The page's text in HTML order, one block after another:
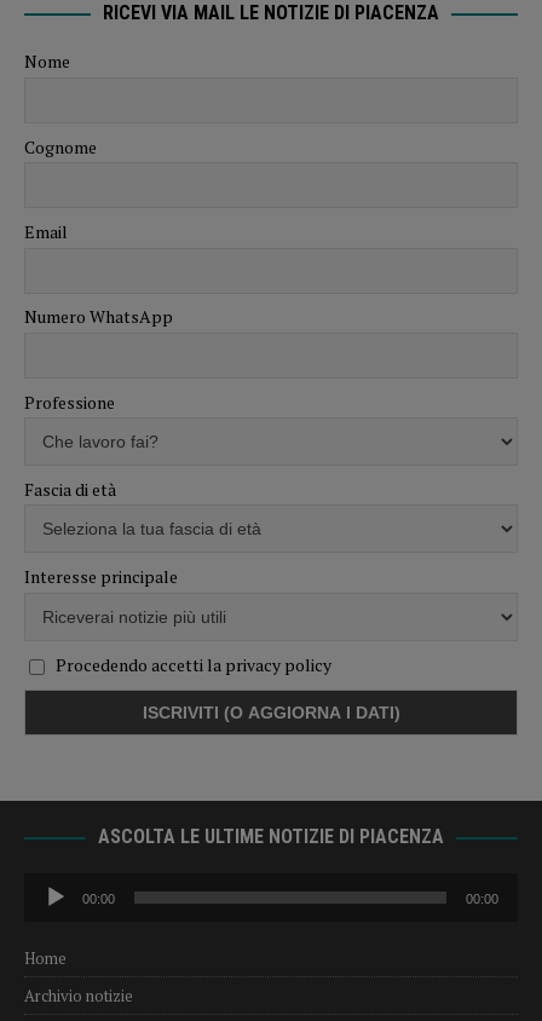
RICEVI VIA MAIL LE NOTIZIE DI PIACENZA
Nome
Cognome
Email
Numero WhatsApp
Professione
Fascia di età
Interesse principale
Procedendo accetti la privacy policy
ASCOLTA LE ULTIME NOTIZIE DI PIACENZA
Audio
Player
00:00 00:00
Home
Archivio notizie